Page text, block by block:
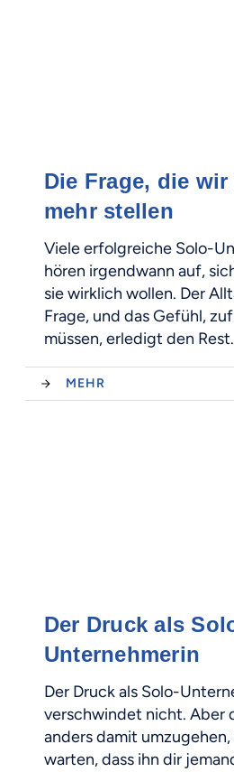
Die Frage, die
mehr stellen
Viele erfolgreiche Solo-
hören irgendwann auf,
sie wirklich wollen. Der
Frage, und das Gefühl,
müssen, erledigt den Rest.
MEHR
Der Druck als
Unternehmerin
Der Druck als Solo-
verschwindet nicht. Aber
anders damit
warten, dass ihn dir